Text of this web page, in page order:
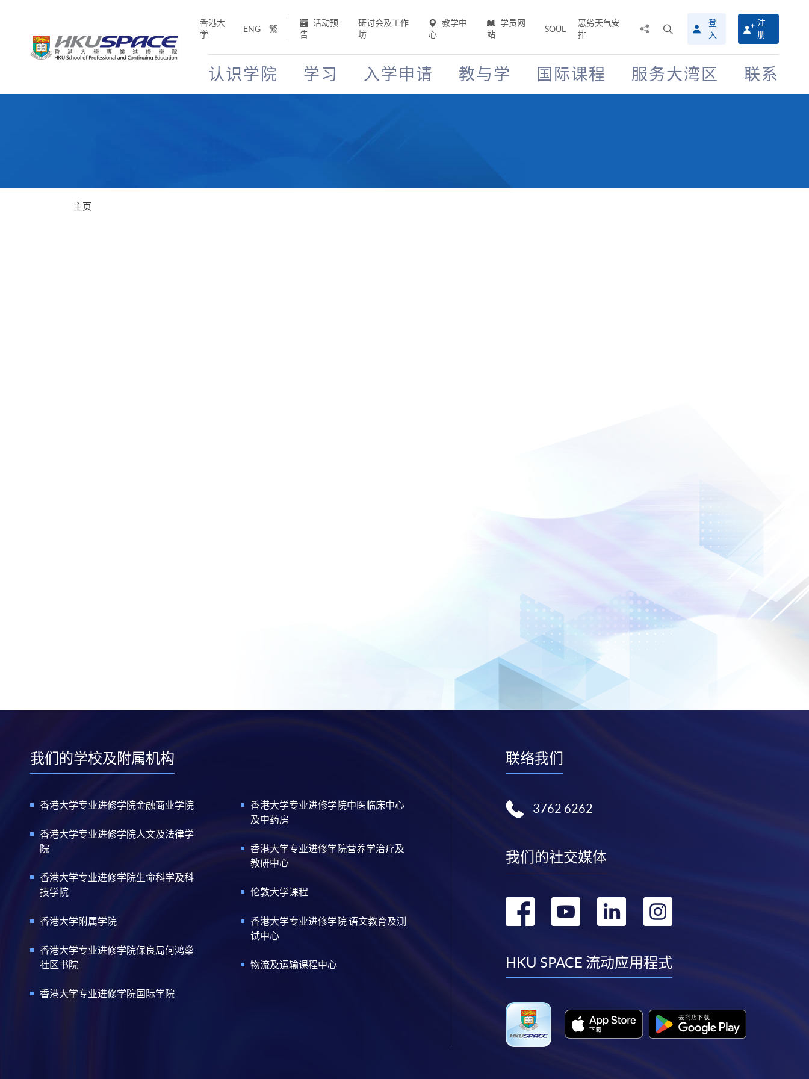
香港大
学
ENG 繁
活动预
告
研讨会及工作
坊
教学中
心
学员网
站
SOUL
恶劣天气安
排
搜
寻
介
面
登
入
注
册
认识学院 学习 入学申请 教与学 国际课程 服务大湾区 联系
主页
我们的学校及附属机构
香港大学专业进修学院金融商业学院
香港大学专业进修学院人文及法律学
院
香港大学专业进修学院生命科学及科
技学院
香港大学附属学院
香港大学专业进修学院保良局何鸿燊
社区书院
香港大学专业进修学院国际学院
香港大学专业进修学院中医临床中心
及中药房
香港大学专业进修学院营养学治疗及
教研中心
伦敦大学课程
香港大学专业进修学院 语文教育及测
试中心
物流及运输课程中心
联络我们
3762 6262
我们的社交媒体
转
facebook
转
youtube
转
linkedin
转
instagram
HKU SPACE 流动应用程式